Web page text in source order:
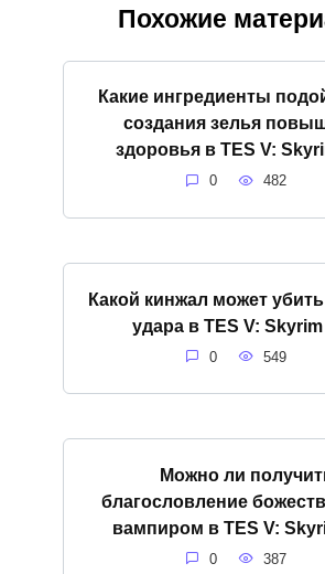
Похожие
Какие ингредиенты
создания зелья
здоровья в TES V:
0 482
Какой кинжал может
удара в TES V:
0 549
Можно ли
благословление
вампиром в TES V:
0 387